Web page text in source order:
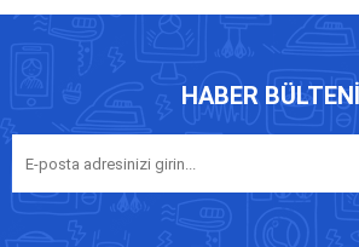
HABER BÜLTENI